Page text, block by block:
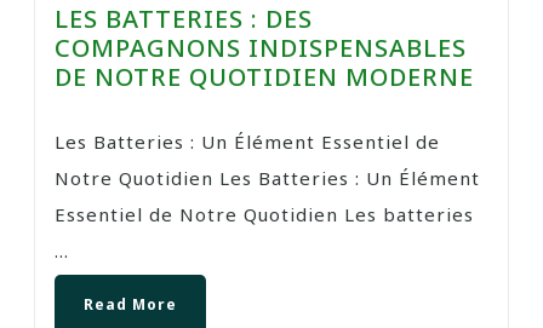
LES BATTERIES : DES
COMPAGNONS INDISPENSABLES
DE NOTRE QUOTIDIEN MODERNE
Les Batteries : Un Élément Essentiel de
Notre Quotidien Les Batteries : Un Élément
Essentiel de Notre Quotidien Les batteries
...
Read More